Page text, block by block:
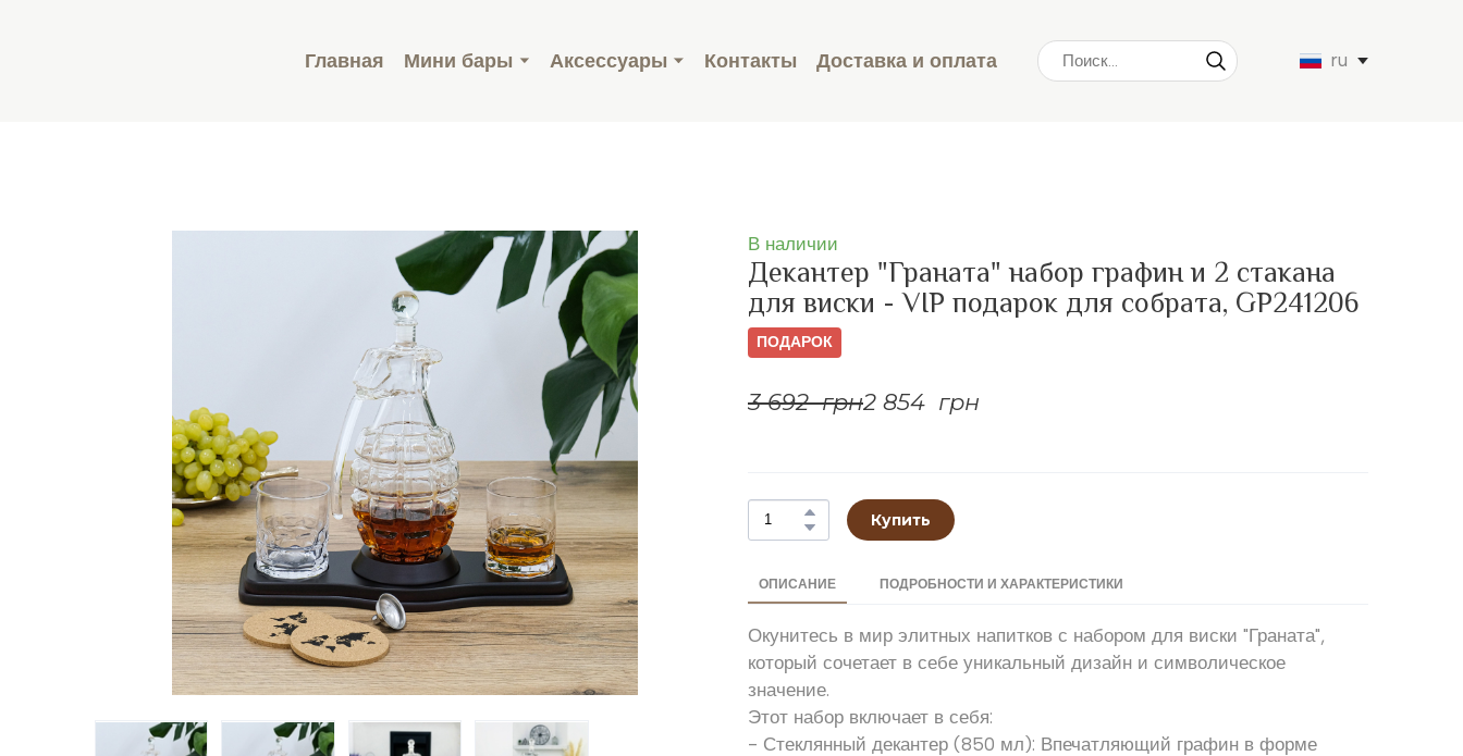
Главная Мини бары Аксессуары Контакты Доставка и оплата ru
В наличии
Декантер "Граната" набор графин и 2 стакана
для виски - VIP подарок для собрата, GP241206
ПОДАРОК
3 692  грн2 854  грн
Купить
ОПИСАНИЕ ПОДРОБНОСТИ И ХАРАКТЕРИСТИКИ
Окунитесь в мир элитных напитков с набором для виски "Граната",
который сочетает в себе уникальный дизайн и символическое
значение.
Этот набор включает в себя:
- Стеклянный декантер (850 мл): Впечатляющий графин в форме